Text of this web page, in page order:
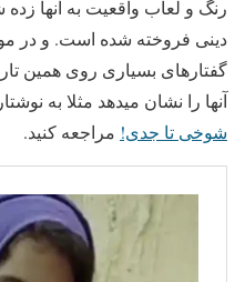
رنگ و لعاب واقعیت به آنها
دینی فروخته شده است. و در
گفتارهای بسیاری روی همین
آنها را نشان میدهد مثلا به
شوخی تا جدی! مراجعه کنید.